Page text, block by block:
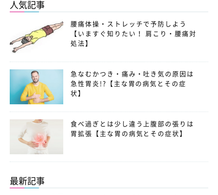
人気記事
腰痛体操・ストレッチで予防しよう
【いますぐ知りたい！ 肩こり・腰痛対
処法】
急なむかつき・痛み・吐き気の原因は
急性胃炎!?【主な胃の病気とその症
状】
食べ過ぎとは少し違う上腹部の張りは
胃拡張【主な胃の病気とその症状】
最新記事